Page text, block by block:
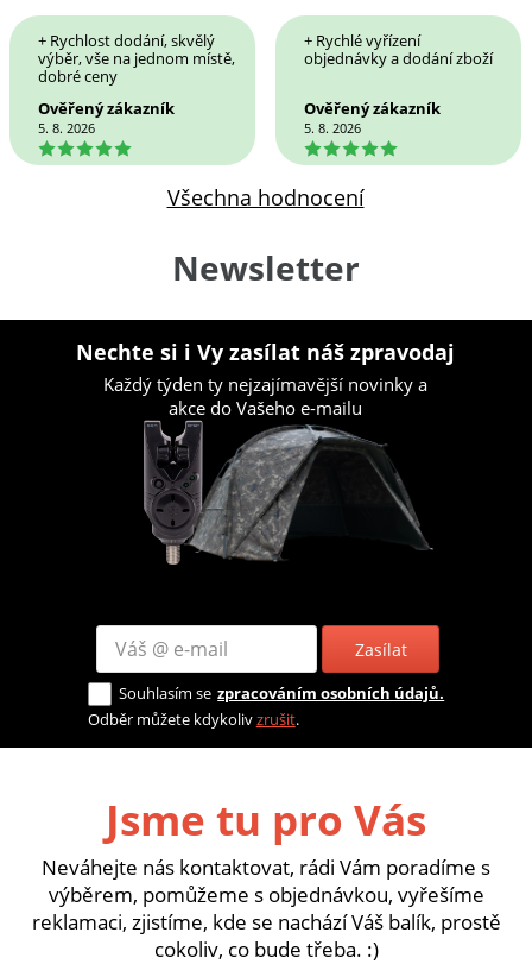
+ Rychlost dodání, skvělý
výběr, vše na jednom místě,
dobré ceny
Ověřený zákazník
5. 8. 2026
5
+ Rychlé vyřízení
objednávky a dodání zboží
Ověřený zákazník
5. 8. 2026
5
Všechna hodnocení
Newsletter
Nechte si i Vy zasílat náš zpravodaj
Každý týden ty nejzajímavější novinky a
akce do Vašeho e-mailu
Zasílat
Souhlasím se zpracováním osobních údajů.
Odběr můžete kdykolivzrušit.
Jsme tu pro Vás
Neváhejte nás kontaktovat, rádi Vám poradíme s
výběrem, pomůžeme s objednávkou, vyřešíme
reklamaci, zjistíme, kde se nachází Váš balík, prostě
cokoliv, co bude třeba. :)